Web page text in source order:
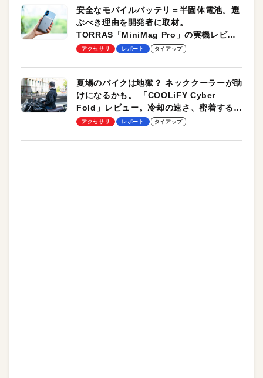
安全なモバイルバッテリ＝半固体電池。選
ぶべき理由を開発者に取材。
TORRAS「MiniMag Pro」の実機レビュ
ーも
アクセサリ レポート タイアップ
夏場のバイクは地獄？ ネッククーラーが助
けになるかも。 「COOLiFY Cyber
Fold」レビュー。冷却の速さ、密着する冷
却プレート、シンプルな操作性がグッド！
アクセサリ レポート タイアップ